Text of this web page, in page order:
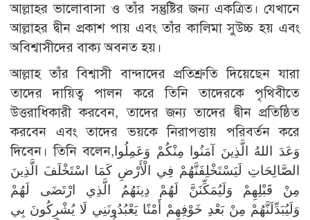
আল্লাহর ভালোবাসা ও তাঁর সন্তুষ্টির জন্য একত্রিত। যেখানে
আল্লাহর দ্বীন প্রকাশ পায় এবং তাঁর কালিমা সুউচ্চ হয় এবং
অবিশ্বাসীদের বাক্য অবনত হয়।
আল্লাহ তাঁর বিশ্বাসী বান্দাদের প্রতিশ্রুতি দিয়েছেন যারা
তাদের দায়িত্ব পালন করে তিনি তাদেরকে পৃথিবীতে
উত্তরাধিকারী করবেন, তাদের জন্য তাদের দ্বীন প্রতিষ্ঠিত
করবেন এবং তাদের ভয়কে নিরাপত্তায় পরিবর্তন করে
দিবেন। তিনি বলেন,وَعَدَ اللهُ الَّذِينَ آمَنُوا مِنْكُمْ وَعَمِلُوا
الصَّالِحَاتِ لَيَسْتَخْلِفَنَّهُمْ فِي الْأَرْضِ كَمَا اسْتَخْلَفَ الَّذِينَ
مِنْ قَبْلِهِمْ وَلَيُمَكِّنَنَّ لَهُمْ دِينَهُمُ الَّذِي ارْتَضَى لَهُمْ
وَلَيُبَدِّلَنَّهُمْ مِنْ بَعْدِ خَوْفِهِمْ أَمْنًا يَعْبُدُونَنِي لَا يُشْرِكُونَ بِي